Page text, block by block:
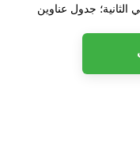
44 جيجابت في الثانية؛ جدول عناوين